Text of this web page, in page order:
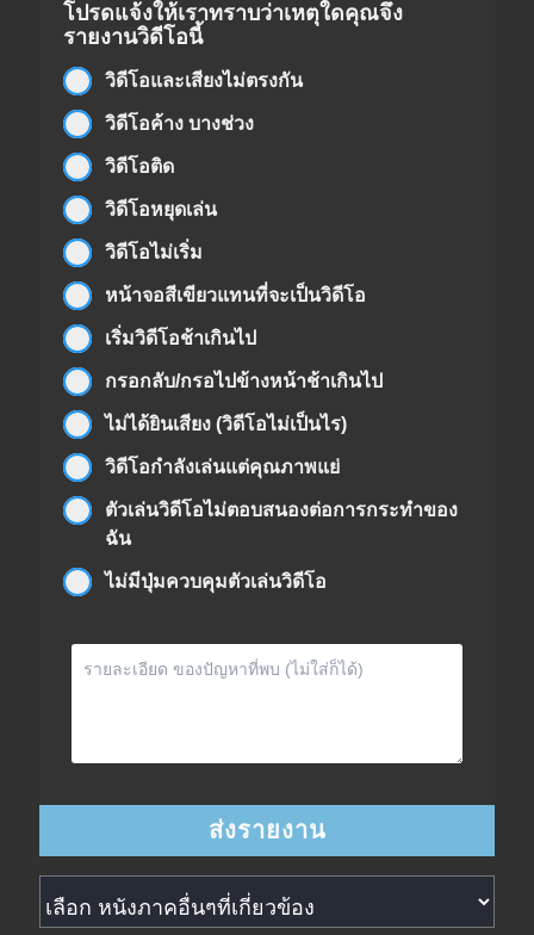
โปรดแจ้งให้เราทราบว่าเหตุใดคุณจึง
รายงานวิดีโอนี้
วิดีโอและเสียงไม่ตรงกัน
วิดีโอค้าง บางช่วง
วิดีโอติด
วิดีโอหยุดเล่น
วิดีโอไม่เริ่ม
หน้าจอสีเขียวแทนที่จะเป็นวิดีโอ
เริ่มวิดีโอช้าเกินไป
กรอกลับ/กรอไปข้างหน้าช้าเกินไป
ไม่ได้ยินเสียง (วิดีโอไม่เป็นไร)
วิดีโอกำลังเล่นแต่คุณภาพแย่
ตัวเล่นวิดีโอไม่ตอบสนองต่อการกระทำของ
ฉัน
ไม่มีปุ่มควบคุมตัวเล่นวิดีโอ